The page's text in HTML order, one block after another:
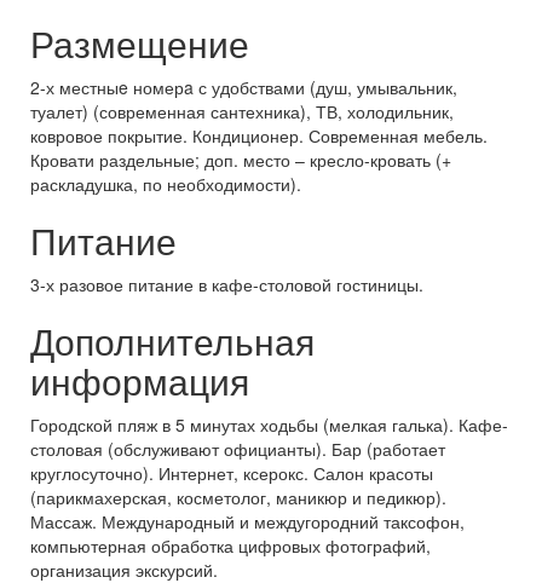
Размещение
2-х местныe номерa с удобствами (душ, умывальник,
туалет) (современная сантехника), ТВ, холодильник,
ковровое покрытие. Кондиционер. Современная мебель.
Кровати раздельные; доп. место – кресло-кровать (+
раскладушка, по необходимости).
Питание
3-х разовое питание в кафе-столовой гостиницы.
Дополнительная
информация
Городской пляж в 5 минутах ходьбы (мелкая галька). Кафе-
столовая (обслуживают официанты). Бар (работает
круглосуточно). Интернет, ксерокс. Салон красоты
(парикмахерская, косметолог, маникюр и педикюр).
Массаж. Международный и междугородний таксофон,
компьютерная обработка цифровых фотографий,
организация экскурсий.